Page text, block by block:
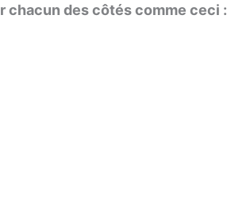
chacun des côtés comme ceci :